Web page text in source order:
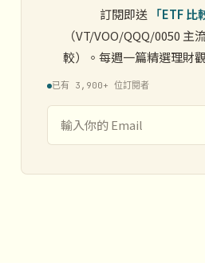
訂閱即送 「ETF 比
（VT/VOO/QQQ/0050 主
較）。每週一篇精選理財
已有 3,900+ 位訂閱者